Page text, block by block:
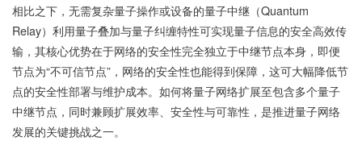
相比之下，无需复杂量子操作或设备的量子中继（Quantum
Relay）利用量子叠加与量子纠缠特性可实现量子信息的安全高效传
输，其核心优势在于网络的安全性完全独立于中继节点本身，即便
节点为“不可信节点”，网络的安全性也能得到保障，这可大幅降低节
点的安全性部署与维护成本。如何将量子网络扩展至包含多个量子
中继节点，同时兼顾扩展效率、安全性与可靠性，是推进量子网络
发展的关键挑战之一。